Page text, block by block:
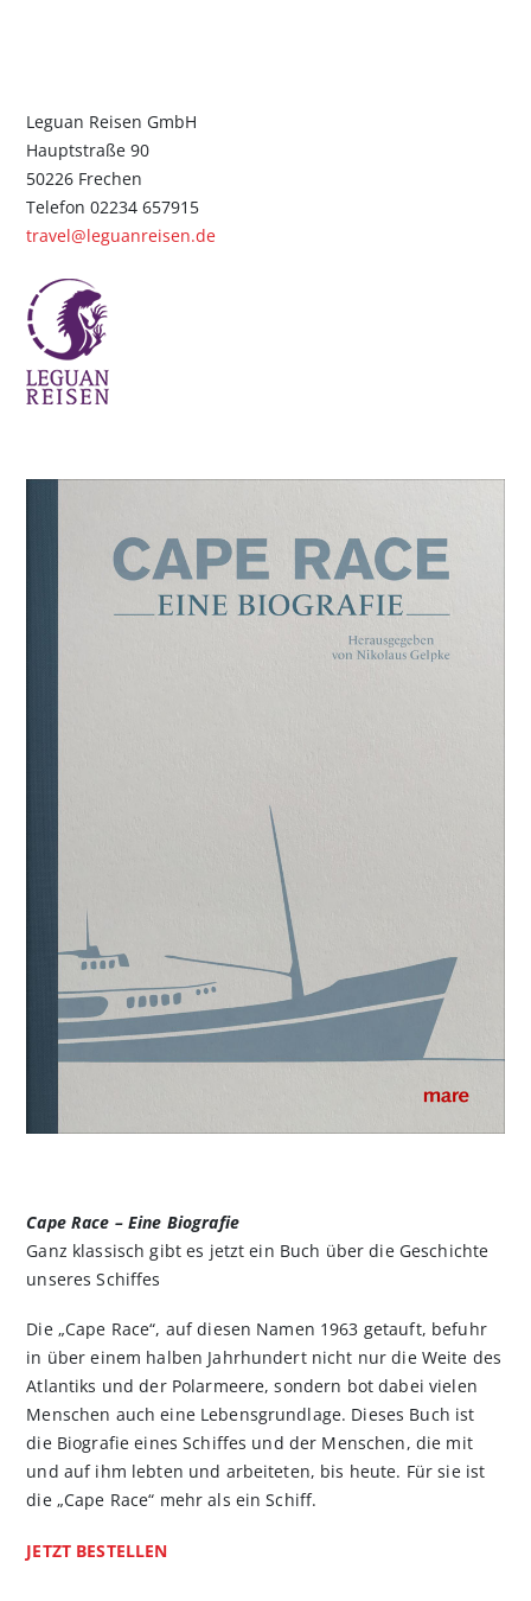
Leguan Reisen GmbH
Hauptstraße 90
50226 Frechen
Telefon 02234 657915
travel@leguanreisen.de
Cape Race – Eine Biografie
Ganz klassisch gibt es jetzt ein Buch über die Geschichte
unseres Schiffes
Die „Cape Race“, auf diesen Namen 1963 getauft, befuhr
in über einem halben Jahrhundert nicht nur die Weite des
Atlantiks und der Polarmeere, sondern bot dabei vielen
Menschen auch eine Lebensgrundlage. Dieses Buch ist
die Biografie eines Schiffes und der Menschen, die mit
und auf ihm lebten und arbeiteten, bis heute. Für sie ist
die „Cape Race“ mehr als ein Schiff.
JETZT BESTELLEN